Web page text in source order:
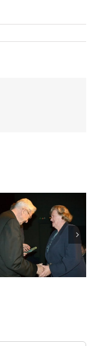
Zmarła Wanda
Czubernatowa